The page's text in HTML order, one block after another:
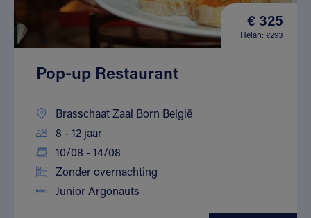
€ 325
Helan: €293
Pop-up Restaurant
Brasschaat Zaal Born België
8 - 12 jaar
10/08 - 14/08
Zonder overnachting
Junior Argonauts